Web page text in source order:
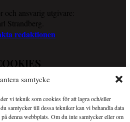
samtycke
vi teknik som cookies för att lagra och/eller
samtycker till dessa tekniker kan vi behandla data
denna webbplats. Om du inte samtycker eller om
och ansvarig utgivare:
Strandberg.
redaktionen
vi cookies